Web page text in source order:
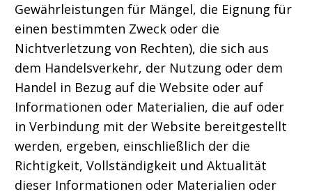
Gewährleistungen für Mängel, die Eignung für
einen bestimmten Zweck oder die
Nichtverletzung von Rechten), die sich aus
dem Handelsverkehr, der Nutzung oder dem
Handel in Bezug auf die Website oder auf
Informationen oder Materialien, die auf oder
in Verbindung mit der Website bereitgestellt
werden, ergeben, einschließlich der die
Richtigkeit, Vollständigkeit und Aktualität
dieser Informationen oder Materialien oder